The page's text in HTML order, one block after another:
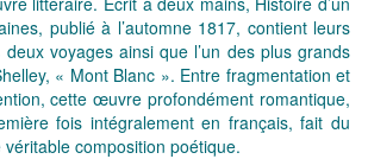
publié à l’automne 1817, contient leurs
voyages ainsi que l’un des plus grands
« Mont Blanc ». Entre fragmentation et
cette œuvre profondément romantique,
fois intégralement en français, fait du
composition poétique.